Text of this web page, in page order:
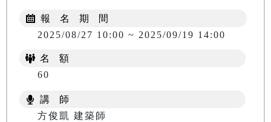
報 名 期 間
2025/08/27 10:00 ~ 2025/09/19 14:00
名 額
60
講 師
方俊凱 建築師